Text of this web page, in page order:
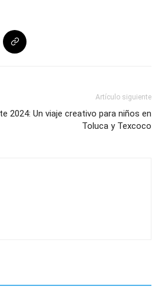
Artículo siguiente
2024: Un viaje creativo para niños en
Toluca y Texcoco